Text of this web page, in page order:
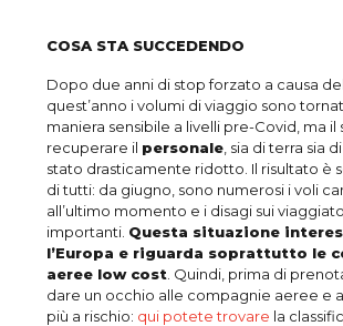
COSA STA SUCCEDENDO
Dopo due anni di stop forzato a causa
quest’anno i volumi di viaggio sono
maniera sensibile a livelli pre-Covid, ma
recuperare il personale , sia di terra sia
stato drasticamente ridotto. Il risultato è
di tutti: da giugno, sono numerosi i voli
all’ultimo momento e i disagi sui
importanti. Questa situazione
l’Europa e riguarda soprattutto le
aeree low cost . Quindi, prima di
dare un occhio alle compagnie aeree e
più a rischio: qui potete trovare la